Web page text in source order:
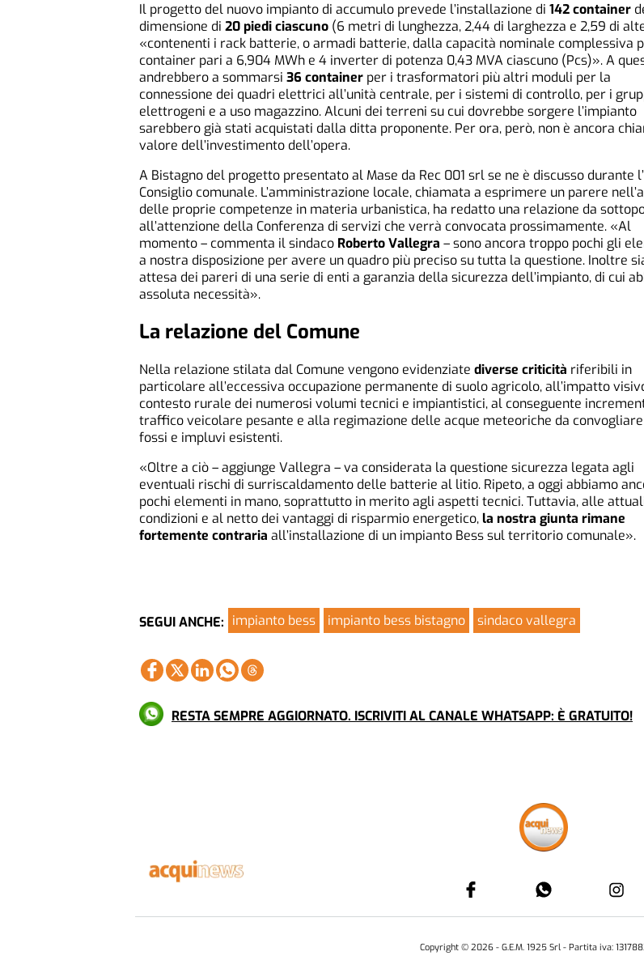
Il progetto del nuovo impianto di accumulo prevede l’installazione di 142 container
dimensione di 20 piedi ciascuno (6 metri di lunghezza, 2,44 di larghezza e 2,59 di
«contenenti i rack batterie, o armadi batterie, dalla capacità nominale complessiva
container pari a 6,904 MWh e 4 inverter di potenza 0,43 MVA ciascuno (Pcs)». A
andrebbero a sommarsi 36 container per i trasformatori più altri moduli per la
connessione dei quadri elettrici all’unità centrale, per i sistemi di controllo, per i
elettrogeni e a uso magazzino. Alcuni dei terreni su cui dovrebbe sorgere l’impianto
sarebbero già stati acquistati dalla ditta proponente. Per ora, però, non è ancora
valore dell’investimento dell’opera.
A Bistagno del progetto presentato al Mase da Rec 001 srl se ne è discusso durante
Consiglio comunale. L’amministrazione locale, chiamata a esprimere un parere
delle proprie competenze in materia urbanistica, ha redatto una relazione da
all’attenzione della Conferenza di servizi che verrà convocata prossimamente. «Al
momento – commenta il sindaco Roberto Vallegra – sono ancora troppo pochi gli
a nostra disposizione per avere un quadro più preciso su tutta la questione. Inoltre
attesa dei pareri di una serie di enti a garanzia della sicurezza dell’impianto, di cui
assoluta necessità».
La relazione del Comune
Nella relazione stilata dal Comune vengono evidenziate diverse criticità riferibili in
particolare all’eccessiva occupazione permanente di suolo agricolo, all’impatto
contesto rurale dei numerosi volumi tecnici e impiantistici, al conseguente
traffico veicolare pesante e alla regimazione delle acque meteoriche da
fossi e impluvi esistenti.
«Oltre a ciò – aggiunge Vallegra – va considerata la questione sicurezza legata agli
eventuali rischi di surriscaldamento delle batterie al litio. Ripeto, a oggi abbiamo
pochi elementi in mano, soprattutto in merito agli aspetti tecnici. Tuttavia, alle
condizioni e al netto dei vantaggi di risparmio energetico,la nostra giunta rimane
fortemente contraria all’installazione di un impianto Bess sul territorio comunale».
SEGUI ANCHE: impianto bess impianto bess bistagno sindaco vallegra
RESTA SEMPRE AGGIORNATO. ISCRIVITI AL CANALE WHATSAPP: È GRATUITO!
Copyright © 2026 - G.E.M. 1925 Srl - Partita iva: